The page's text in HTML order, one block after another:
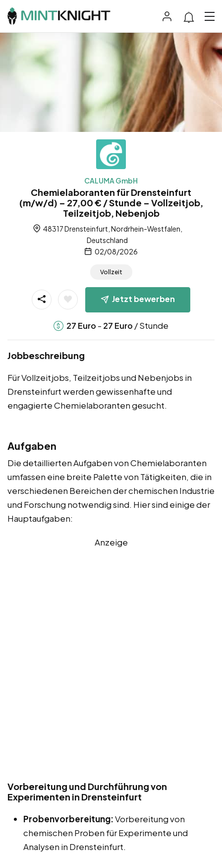
CALUMA GmbH
Chemielaboranten für Drensteinfurt
(m/w/d) – 27,00 € / Stunde – Vollzeitjob,
Teilzeitjob, Nebenjob
48317 Drensteinfurt, Nordrhein-Westfalen,
Deutschland
02/08/2026
Vollzeit
Jetzt bewerben
27 Euro - 27 Euro / Stunde
Jobbeschreibung
Für Vollzeitjobs, Teilzeitjobs und Nebenjobs in
Drensteinfurt werden gewissenhafte und
engagierte Chemielaboranten gesucht.
Aufgaben
Die detaillierten Aufgaben von Chemielaboranten
umfassen eine breite Palette von Tätigkeiten, die in
verschiedenen Bereichen der chemischen Industrie
und Forschung notwendig sind. Hier sind einige der
Hauptaufgaben:
Anzeige
Vorbereitung und Durchführung von
Experimenten in Drensteinfurt
Probenvorbereitung:Vorbereitung von
chemischen Proben für Experimente und
Analysen in Drensteinfurt.